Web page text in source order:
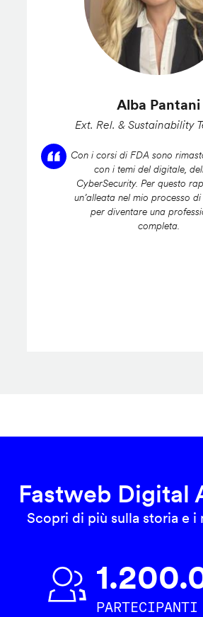
Alba Pantani
Ext. Rel. & Sustainability
Con i corsi di FDA sono
con i temi del digitale,
CyberSecurity. Per questo
un’alleata nel mio processo
per diventare una
completa.
Fastweb Digital
Scopri di più sulla storia e i
PARTECIPANTI